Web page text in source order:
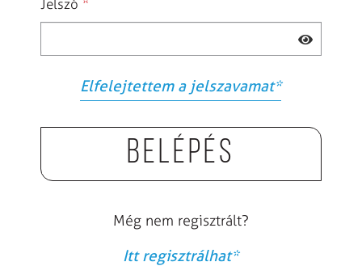
Jelszó
Elfelejtettem a jelszavamat*
Belépés
Még nem regisztrált?
Itt regisztrálhat*